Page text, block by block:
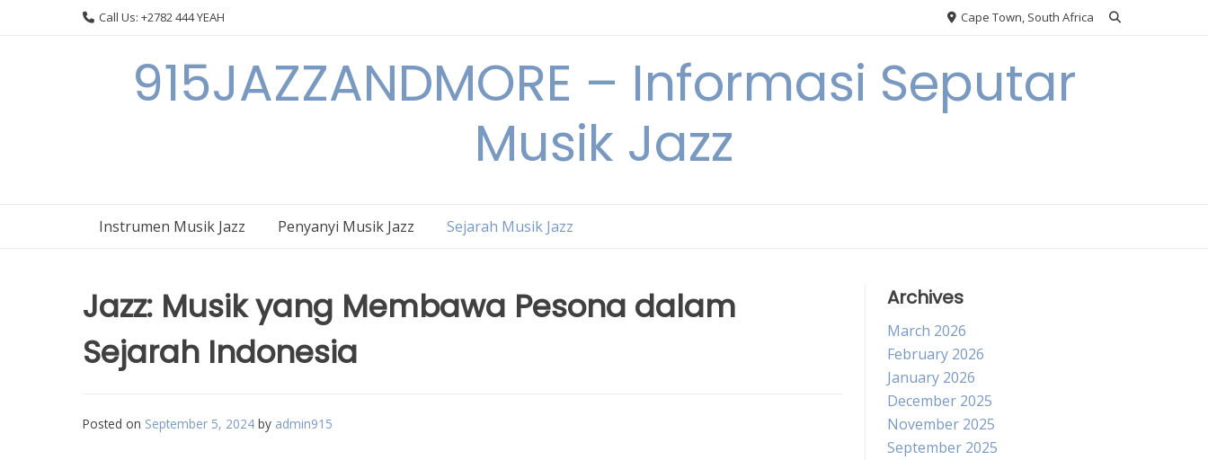
Call Us: +2782 444 YEAH Cape Town, South Africa
915JAZZANDMORE – Informasi Seputar
Musik Jazz
Instrumen Musik Jazz Penyanyi Musik Jazz Sejarah Musik Jazz
Jazz: Musik yang Membawa Pesona dalam
Sejarah Indonesia
Posted on September 5, 2024 by admin915
Archives
March 2026
February 2026
January 2026
December 2025
November 2025
September 2025